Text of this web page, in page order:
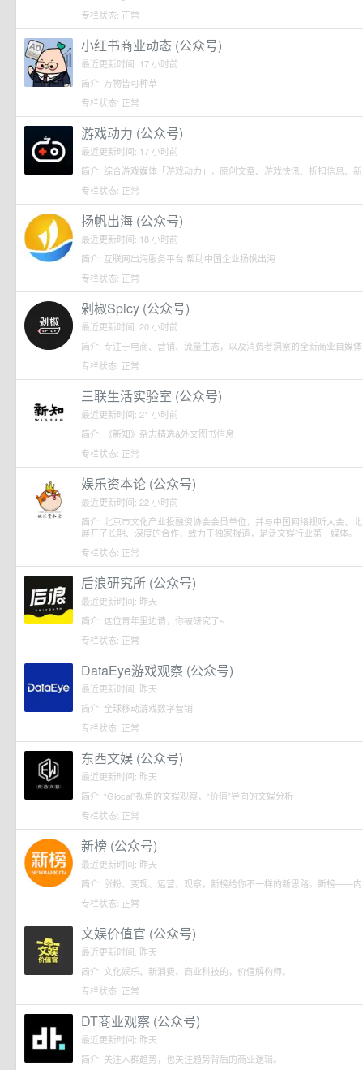
专栏状态: 正常
小红书商业动态 (公众号)
最近更新时间: 17 小时前
简介: 万物皆可种草
专栏状态: 正常
游戏动力 (公众号)
最近更新时间: 17 小时前
简介: 综合游戏媒体「游戏动力」，原创文章、游戏快讯、折扣信息、
专栏状态: 正常
扬帆出海 (公众号)
最近更新时间: 18 小时前
简介: 互联网出海服务平台 帮助中国企业扬帆出海
专栏状态: 正常
剁椒Spicy (公众号)
最近更新时间: 20 小时前
简介: 专注于电商、营销、流量生态，以及消费者洞察的全新商业自媒体
专栏状态: 正常
三联生活实验室 (公众号)
最近更新时间: 21 小时前
简介: 《新知》杂志精选&外文图书信息
专栏状态: 正常
娱乐资本论 (公众号)
最近更新时间: 22 小时前
简介: 北京市文化产业投融资协会会员单位，并与中国网络视听大会、
展开了长期、深度的合作，致力于独家报道，是泛文娱行业第一媒体。
专栏状态: 正常
后浪研究所 (公众号)
最近更新时间: 昨天
简介: 这位青年里边请，你被研究了~
专栏状态: 正常
DataEye游戏观察 (公众号)
最近更新时间: 昨天
简介: 全球移动游戏数字营销
专栏状态: 正常
东西文娱 (公众号)
最近更新时间: 昨天
简介: “Glocal”视角的文娱观察，“价值”导向的文娱分析
专栏状态: 正常
新榜 (公众号)
最近更新时间: 昨天
简介: 涨粉、变现、运营、观察，新榜给你不一样的新思路。新榜——
专栏状态: 正常
文娱价值官 (公众号)
最近更新时间: 昨天
简介: 文化娱乐、新消费、商业科技的，价值解构师。
专栏状态: 正常
DT商业观察 (公众号)
最近更新时间: 昨天
简介: 关注人群趋势，也关注趋势背后的商业逻辑。